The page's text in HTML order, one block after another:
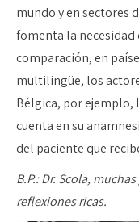
mundo y en sectores
fomenta la
comparación, en
multilingüe, los
Bélgica, por ejemplo,
cuenta en su
del paciente que
B.P.: Dr. Scola,
reflexiones ricas.